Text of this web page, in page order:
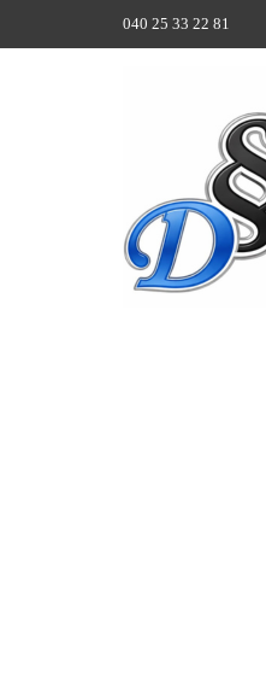
040 25 33 22 81